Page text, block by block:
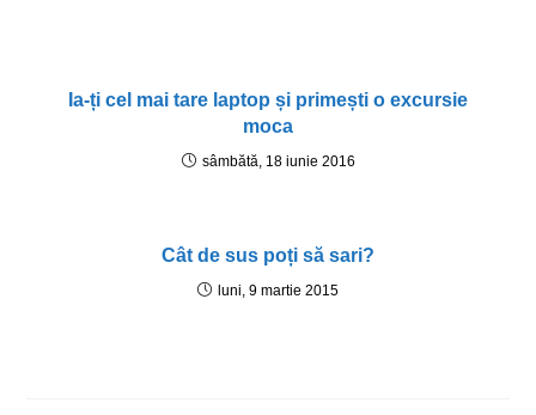
Ia-ți cel mai tare laptop și primești o excursie
moca
sâmbătă, 18 iunie 2016
Cât de sus poți să sari?
luni, 9 martie 2015